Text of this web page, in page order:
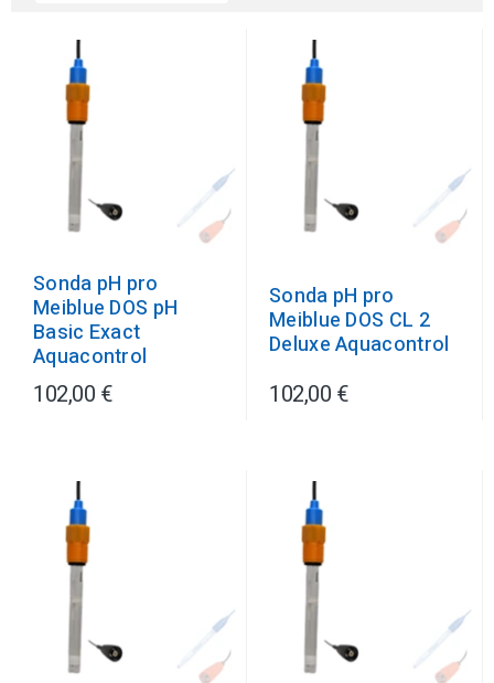
Sonda pH pro
Meiblue DOS pH
Basic Exact
Aquacontrol
102,00 €
Sonda pH pro
Meiblue DOS CL 2
Deluxe Aquacontrol
102,00 €